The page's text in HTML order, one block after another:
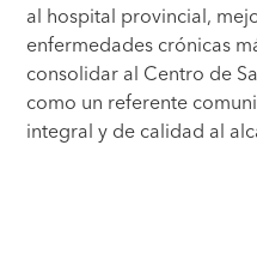
al hospital provincial,
enfermedades crónicas
consolidar al Centro de
como un referente
integral y de calidad al